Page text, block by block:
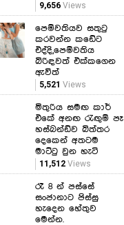
9,656Views
පෙම්වතියව සතුටු
කරවන්න කඩේට
එද්දි,පෙම්වතිය
බිරිඳවත් එක්කගෙන
ඇවිත්
5,521 Views
මිතුරිය සමඟ කාර්
එකේ අනඟ රැඟුම් පෑ
හස්බන්ඩ්ව බිත්තර
දෙකෙන් අතටම
මාට්ටු වුන හැටි
11,512Views
රෑ 8 න් පස්සේ
සංජානාට පිස්සු
හැදෙන හේතුව
මෙන්න.